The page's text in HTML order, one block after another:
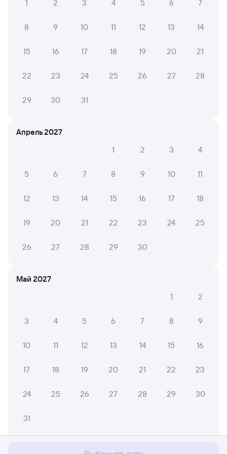
Мы используем cookies для более удобной работы
с сайтом.
1
2 3 4 5 6 7
8 9 10 11 12 13 14
15 16 17 18 19 20 21
22 23 24 25 26 27 28
29 30 31
Апрель 2027
1
2 3 4
5 6 7 8 9 10 11
12 13 14 15 16 17 18
19 20 21 22 23 24 25
26 27 28 29 30
Май 2027
1
2
3 4 5 6 7 8 9
10 11 12 13 14 15 16
17 18 19 20 21 22 23
24 25 26 27 28 29 30
31